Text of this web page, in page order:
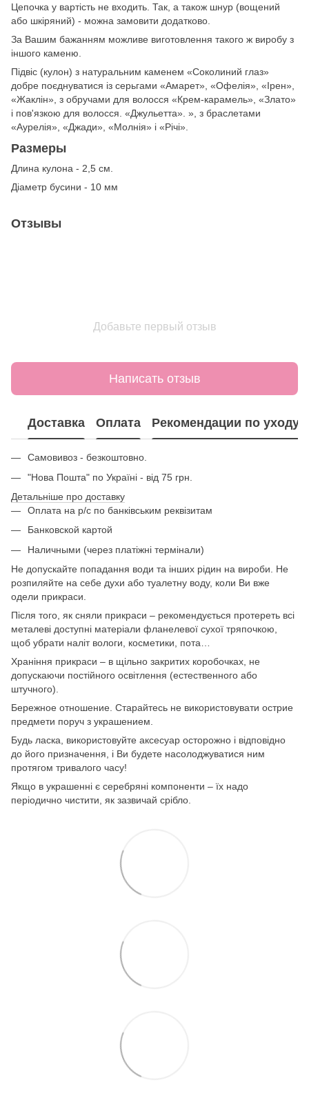
Цепочка у вартість не входить. Так, а також шнур (вощений
або шкіряний) - можна замовити додатково.
За Вашим бажанням можливе виготовлення такого ж виробу з
іншого каменю.
Підвіс (кулон) з натуральним каменем «Соколиний глаз»
добре поєднуватися із серьгами «Амарет», «Офелія», «Ірен»,
«Жаклін», з обручами для волосся «Крем-карамель», «Злато»
і пов'язкою для волосся. «Джульетта». », з браслетами
«Аурелія», «Джади», «Молнія» і «Річі».
Размеры
Длина кулона - 2,5 см.
Діаметр бусини - 10 мм
Отзывы
Добавьте первый отзыв
Написать отзыв
Доставка Оплата Рекомендации по уходу
Самовивоз - безкоштовно.
"Нова Пошта" по Україні - від 75 грн.
Детальніше про доставку
Оплата на р/с по банківським реквізитам
Банковской картой
Наличными (через платіжні термінали)
Не допускайте попадання води та інших рідин на вироби. Не
розпиляйте на себе духи або туалетну воду, коли Ви вже
одели прикраси.
Після того, як сняли прикраси – рекомендується протереть всі
металеві доступні матеріали фланелевої сухої тряпочкою,
щоб убрати наліт вологи, косметики, пота…
Храніння прикраси – в щільно закритих коробочках, не
допускаючи постійного освітлення (естественного або
штучного).
Бережное отношение. Старайтесь не використовувати острие
предмети поруч з украшением.
Будь ласка, використовуйте аксесуар осторожно і відповідно
до його призначення, і Ви будете насолоджуватися ним
протягом тривалого часу!
Якщо в украшенні є серебряні компоненти – їх надо
періодично чистити, як зазвичай срібло.